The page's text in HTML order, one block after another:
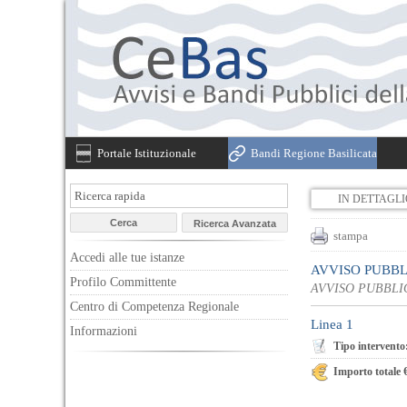
Portale Istituzionale Bandi Regione Basilicata
Accedi alle tue istanze
Profilo Committente
Centro di Competenza Regionale
Informazioni
IN
stampa
AVVISO
AVVISO
Linea 1
Tipo
Importo totale